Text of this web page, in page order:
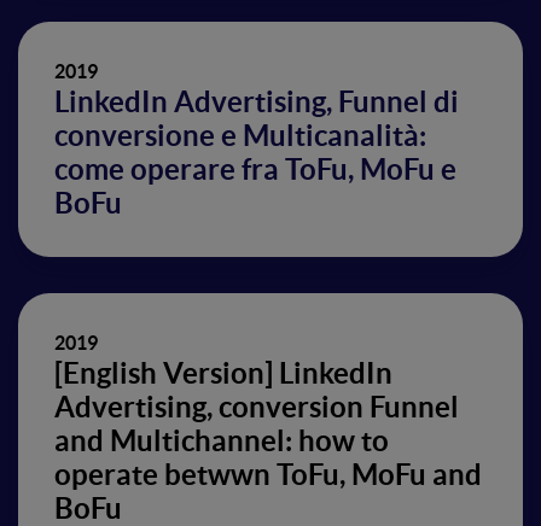
2019
LinkedIn Advertising, Funnel di
conversione e Multicanalità:
come operare fra ToFu, MoFu e
BoFu
2019
[English Version] LinkedIn
Advertising, conversion Funnel
and Multichannel: how to
operate betwwn ToFu, MoFu and
BoFu